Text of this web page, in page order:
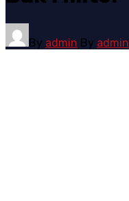
By admin By admin